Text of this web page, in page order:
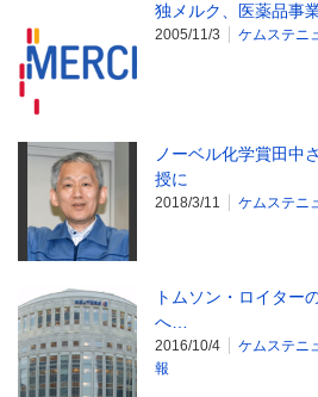
独メルク、医薬品事
2005/11/3 ケムステニ
ノーベル化学賞田
授に
2018/3/11 ケムステニ
トムソン・ロイター
へ…
2016/10/4 ケムステニ
報